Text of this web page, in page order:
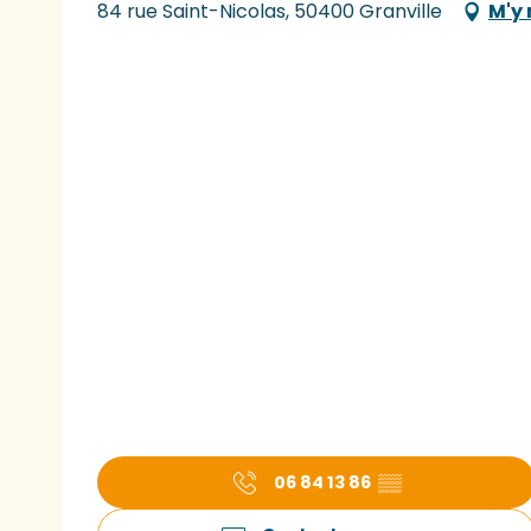
84 rue Saint-Nicolas, 50400 Granville M'y
06 84 13 86 ▒▒